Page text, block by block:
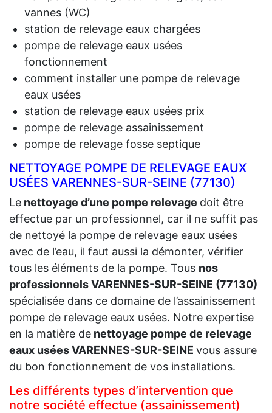
vannes (WC)
station de relevage eaux chargées
pompe de relevage eaux usées
fonctionnement
comment installer une pompe de relevage
eaux usées
station de relevage eaux usées prix
pompe de relevage assainissement
pompe de relevage fosse septique
NETTOYAGE POMPE DE RELEVAGE EAUX
USÉES VARENNES-SUR-SEINE (77130)
Le nettoyage d’une pompe relevage doit être
effectue par un professionnel, car il ne suffit pas
de nettoyé la pompe de relevage eaux usées
avec de l’eau, il faut aussi la démonter, vérifier
tous les éléments de la pompe. Tous nos
professionnels VARENNES-SUR-SEINE (77130)
spécialisée dans ce domaine de l’assainissement
pompe de relevage eaux usées. Notre expertise
en la matière de nettoyage pompe de relevage
eaux usées VARENNES-SUR-SEINE vous assure
du bon fonctionnement de vos installations.
Les différents types d’intervention que
notre société effectue (assainissement)